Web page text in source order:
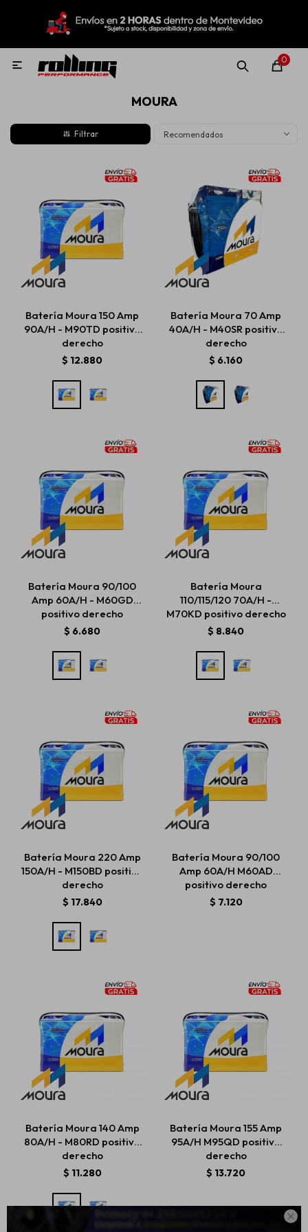

0

MOURA
Recomendados
Batería Moura 150 Amp
90A/H - M90TD positivo
derecho
$ 12.880
Batería Moura 70 Amp
40A/H - M40SR positivo
derecho
$ 6.160
Batería Moura 90/100
Amp 60A/H - M60GD
positivo derecho
$ 6.680
Batería Moura
110/115/120 70A/H -
M70KD positivo derecho
$ 8.840
Batería Moura 220 Amp
150A/H - M150BD positivo
derecho
$ 17.840
Batería Moura 90/100
Amp 60A/H M60AD
positivo derecho
$ 7.120
Batería Moura 140 Amp
80A/H - M80RD positivo
derecho
$ 11.280
Batería Moura 155 Amp
95A/H M95QD positivo
derecho
$ 13.720
MI CUENTA
Nuevo! Rolling Repuestos
Lubricantes
Aditivos
Estética automotriz
Accesorios
Repuestos
Servicios